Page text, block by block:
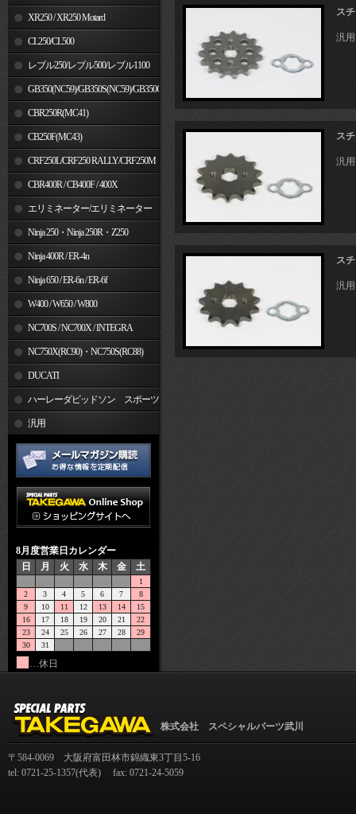
XR250 / XR250 Motard
CL250/CL500
レブル250/レブル500/レブル1100
GB350(NC59)/GB350S(NC59)/GB350C(NC64)
CBR250R(MC41)
CB250F(MC43)
CRF250L/CRF250 RALLY/CRF250M
CBR400R / CB400F / 400X
エリミネーター/エリミネーター
SE Ninja 250・Ninja 250R・Z250
Ninja 400R / ER-4n
Ninja 650 / ER-6n / ER-6f
W400 / W650 / W800
NC700S / NC700X / INTEGRA
NC750X(RC90)・NC750S(RC88)
DUCATI
ハーレーダビッドソン スポーツ
スター汎用
8月度営業日カレンダー
日
月 火 水 木 金 土
1
2
3 4 5 6 7
8
9
10 11 12 13 14
15
16
17 18 19 20 21
22
23
24 25 26 27 28
29
30
31
…休日
ス
汎用
ス
汎用
ス
汎用
株式会社 スペシャルパーツ武川
〒584-0069 大阪府富田林市錦織東3丁目5-16
tel: 0721-25-1357(代表) fax: 0721-24-5059